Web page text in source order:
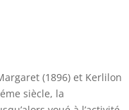
(1896) et Kerlilon
siècle, la